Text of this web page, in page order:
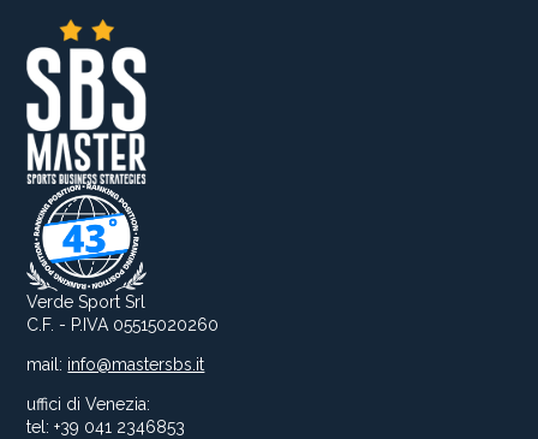
Verde Sport Srl
C.F. - P.IVA 05515020260
mail: info@mastersbs.it
uffici di Venezia:
tel: +39 041 2346853